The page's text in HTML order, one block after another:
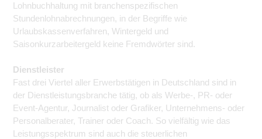
Lohnbuchhaltung mit branchenspezifischen
Stundenlohnabrechnungen, in der Begriffe wie
Urlaubskassenverfahren, Wintergeld und
Saisonkurzarbeitergeld keine Fremdwörter sind.
Dienstleister
Fast drei Viertel aller Erwerbstätigen in Deutschland sind in
der Dienstleistungsbranche tätig, ob als Werbe-, PR- oder
Event-Agentur, Journalist oder Grafiker, Unternehmens- oder
Personalberater, Trainer oder Coach. So vielfältig wie das
Leistungsspektrum sind auch die steuerlichen